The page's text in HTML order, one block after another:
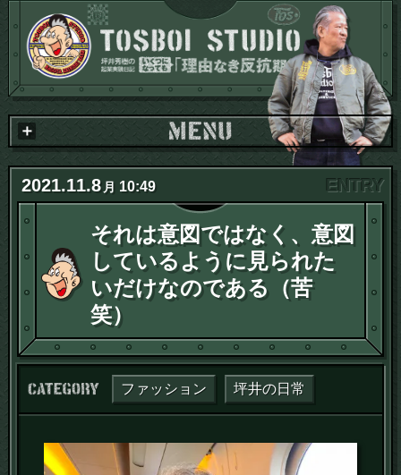
2021.11.8 月 10:49
それは意図ではなく、意図
しているように見られた
いだけなのである（苦
笑）
カテゴリー：
ファッション 坪井の日常